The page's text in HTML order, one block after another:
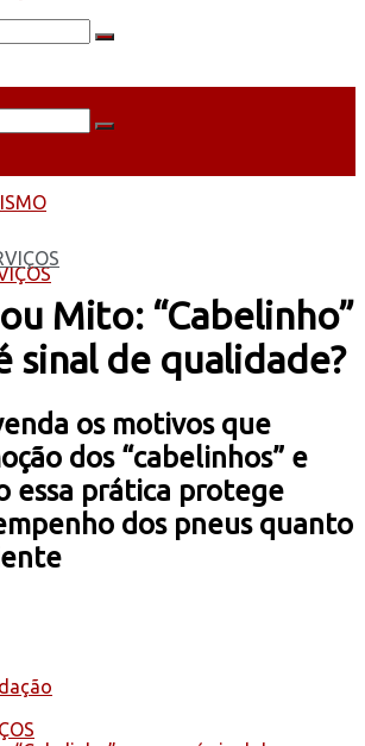
Mito: “Cabelinho”
sinal de qualidade?
os motivos que
dos “cabelinhos” e
essa prática protege
dos pneus quanto